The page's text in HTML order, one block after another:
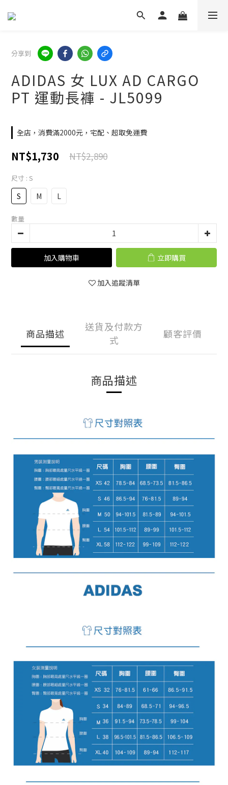
分享到
ADIDAS 女 LUX AD CARGO
PT 運動長褲 - JL5099
全店，消費滿2000元，宅配、超取免運費
NT$1,730 NT$2,890
尺寸 : S
S M L
數量
加入購物車 立即購買
加入追蹤清單
商品描述
送貨及付款方
式
顧客評價
商品描述